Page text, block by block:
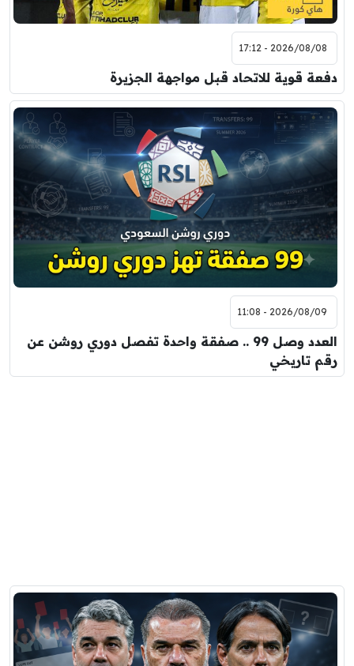
2026/08/08 - 17:12
دفعة قوية للاتحاد قبل مواجهة الجزيرة
2026/08/09 - 11:08
العدد وصل 99 .. صفقة واحدة تفصل دوري روشن عن
رقم تاريخي